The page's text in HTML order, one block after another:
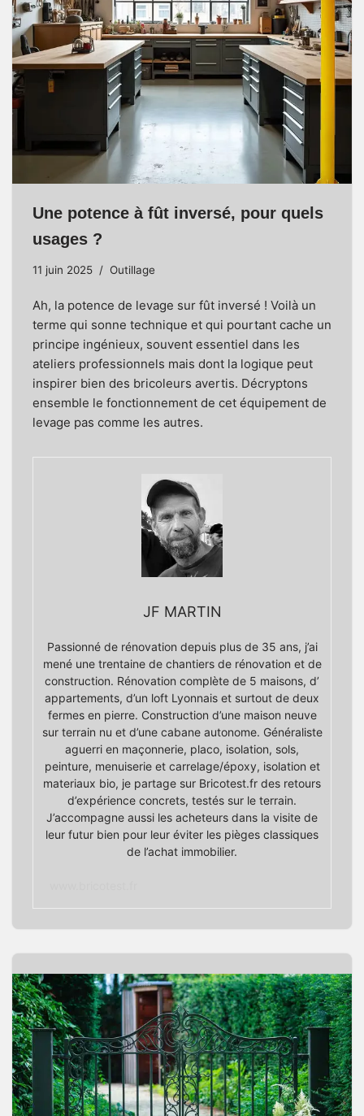
Une potence à fût inversé, pour quels
usages ?
11 juin 2025 Outillage
Ah, la potence de levage sur fût inversé ! Voilà un
terme qui sonne technique et qui pourtant cache un
principe ingénieux, souvent essentiel dans les
ateliers professionnels mais dont la logique peut
inspirer bien des bricoleurs avertis. Décryptons
ensemble le fonctionnement de cet équipement de
levage pas comme les autres.
JF MARTIN
Passionné de rénovation depuis plus de 35 ans, j’ai
mené une trentaine de chantiers de rénovation et de
construction. Rénovation complète de 5 maisons, d’
appartements, d’un loft Lyonnais et surtout de deux
fermes en pierre. Construction d’une maison neuve
sur terrain nu et d’une cabane autonome. Généraliste
aguerri en maçonnerie, placo, isolation, sols,
peinture, menuiserie et carrelage/époxy, isolation et
materiaux bio, je partage sur Bricotest.fr des retours
d’expérience concrets, testés sur le terrain.
J’accompagne aussi les acheteurs dans la visite de
leur futur bien pour leur éviter les pièges classiques
de l’achat immobilier.